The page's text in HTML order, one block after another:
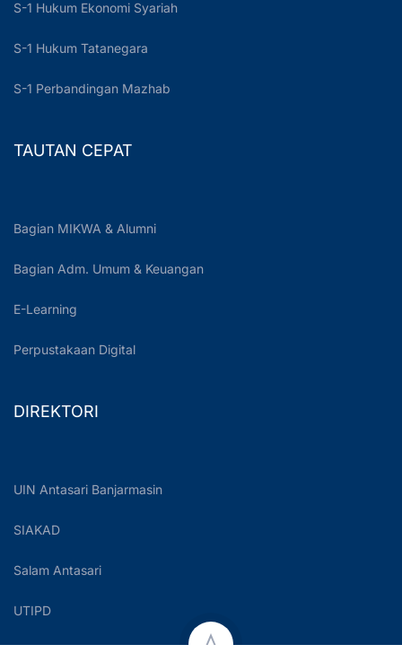
S-1 Hukum Ekonomi Syariah
S-1 Hukum Tatanegara
S-1 Perbandingan Mazhab
TAUTAN CEPAT
Bagian MIKWA & Alumni
Bagian Adm. Umum & Keuangan
E-Learning
Perpustakaan Digital
DIREKTORI
UIN Antasari Banjarmasin
SIAKAD
Salam Antasari
UTIPD